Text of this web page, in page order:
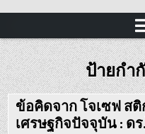
ป้ายกำ
ข้อคิดจาก โจเซฟ ส
เศรษฐกิจปัจจุบัน : ด